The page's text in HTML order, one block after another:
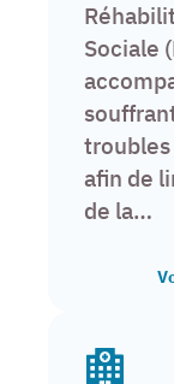
Sociale
troubles
afin de
de la…